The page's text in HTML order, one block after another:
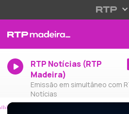
RTP Notícias (RTP
Madeira)
Emissão em simultâneo com
Notícias